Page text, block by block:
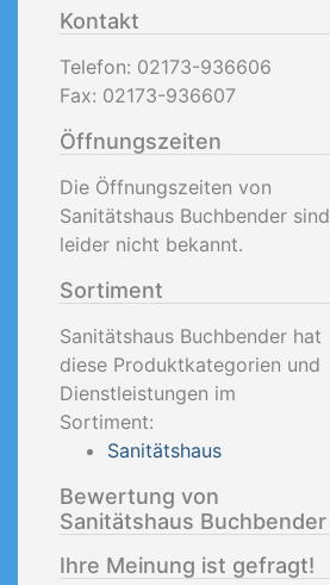
Kontakt
Telefon: 02173-936606
Fax: 02173-936607
Öffnungszeiten
Die Öffnungszeiten von
Sanitätshaus Buchbender sind
leider nicht bekannt.
Sortiment
Sanitätshaus Buchbender hat
diese Produktkategorien und
Dienstleistungen im
Sortiment:
Sanitätshaus
Bewertung von
Sanitätshaus Buchbender
Ihre Meinung ist gefragt!